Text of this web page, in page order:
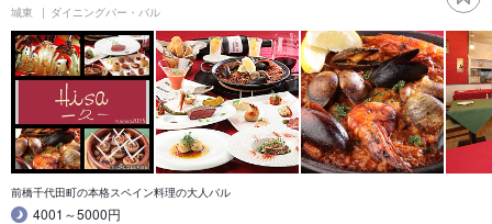
城東 ダイニングバー・バル
前橋千代田町の本格スペイン料理の大人バル
4001～5000円